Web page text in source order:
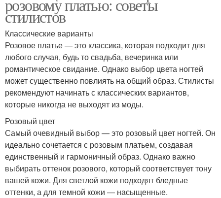
розовому платью: советы
стилистов
Классические варианты
Розовое платье — это классика, которая подходит для
любого случая, будь то свадьба, вечеринка или
романтическое свидание. Однако выбор цвета ногтей
может существенно повлиять на общий образ. Стилисты
рекомендуют начинать с классических вариантов,
которые никогда не выходят из моды.
Розовый цвет
Самый очевидный выбор — это розовый цвет ногтей. Он
идеально сочетается с розовым платьем, создавая
единственный и гармоничный образ. Однако важно
выбирать оттенок розового, который соответствует тону
вашей кожи. Для светлой кожи подходят бледные
оттенки, а для темной кожи — насыщенные.